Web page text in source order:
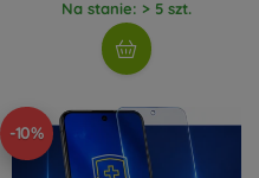
Na stanie: > 5 szt.
-10%